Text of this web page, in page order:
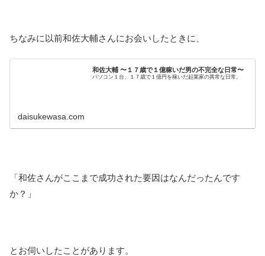
ちなみに以前和佐大輔さんにお会いしたときに、
和佐大輔 〜１７歳で１億稼いだ男の不完全な日常〜
パソコン１台、１７歳で１億円を稼いだ起業家の異常な日常。
daisukewasa.com
「和佐さんがここまで成功された要因はなんだったんです
か？」
とお伺いしたことがあります。